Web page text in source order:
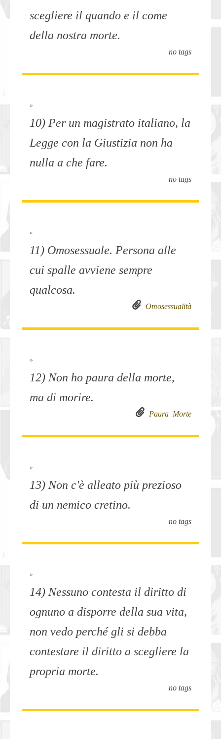
scegliere il quando e il come
della nostra morte.
no tags
»
10) Per un magistrato italiano, la
Legge con la Giustizia non ha
nulla a che fare.
no tags
»
11) Omosessuale. Persona alle
cui spalle avviene sempre
qualcosa.
Omosessualità
»
12) Non ho paura della morte,
ma di morire.
Morte
Paura
»
13) Non c'è alleato più prezioso
di un nemico cretino.
no tags
»
14) Nessuno contesta il diritto di
ognuno a disporre della sua vita,
non vedo perché gli si debba
contestare il diritto a scegliere la
propria morte.
no tags